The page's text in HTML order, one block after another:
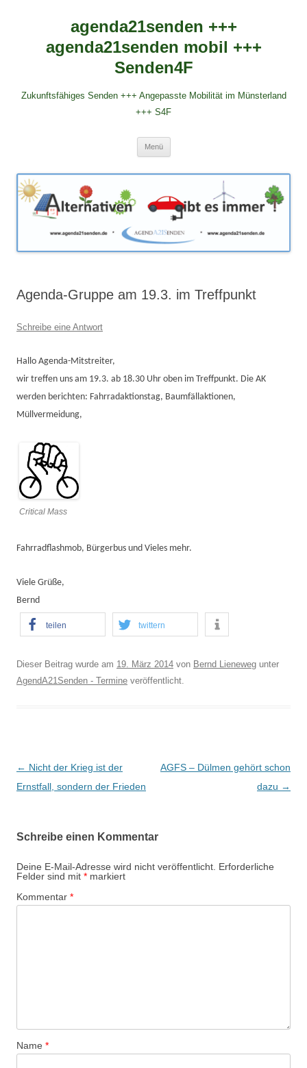
agenda21senden +++
agenda21senden mobil +++
Senden4F
Zukunftsfähiges Senden +++ Angepasste Mobilität im Münsterland
+++ S4F
Menü
Agenda-Gruppe am 19.3. im Treffpunkt
Schreibe eine Antwort
Hallo Agenda-Mitstreiter,
wir treffen uns am 19.3. ab 18.30 Uhr oben im Treffpunkt. Die AK
werden berichten: Fahrradaktionstag, Baumfällaktionen,
Müllvermeidung,
Critical Mass
Fahrradflashmob, Bürgerbus und Vieles mehr.
Viele Grüße,
Bernd
teilen twittern
Dieser Beitrag wurde am 19. März 2014 von Bernd Lieneweg unter
AgendA21Senden - Termine veröffentlicht.
B
e
r
a
g
s
t
← Nicht der Krieg ist der
Ernstfall, sondern der Frieden
AGFS – Dülmen gehört schon
dazu →
Schreibe einen Kommentar
Deine E-Mail-Adresse wird nicht veröffentlicht. Erforderliche
Felder sind mit * markiert
Kommentar *
Name *